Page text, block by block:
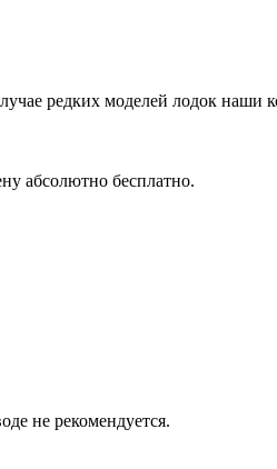
редких моделей лодок наши
абсолютно бесплатно.
не рекомендуется.